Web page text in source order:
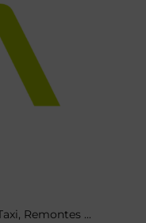
Remontes ...